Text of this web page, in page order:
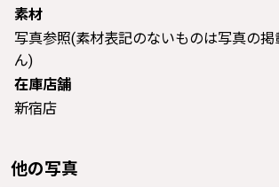
素材
写真参照(素材表記のないものは写真の掲
ん)
在庫店舗
新宿店
他の写真